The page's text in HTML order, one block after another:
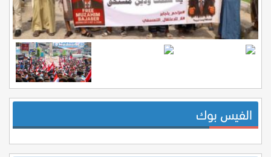
الفيس بوك